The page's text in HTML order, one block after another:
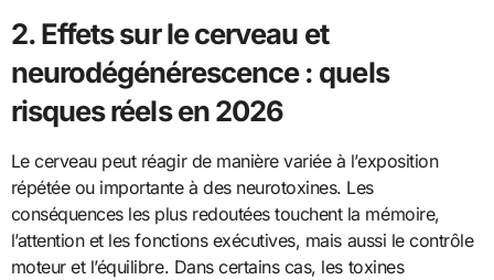
2. Effets sur le cerveau et
neurodégénérescence : quels
risques réels en 2026
Le cerveau peut réagir de manière variée à l’exposition
répétée ou importante à des neurotoxines. Les
conséquences les plus redoutées touchent la mémoire,
l’attention et les fonctions exécutives, mais aussi le contrôle
moteur et l’équilibre. Dans certains cas, les toxines